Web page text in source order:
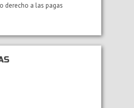
derecho a las pagas